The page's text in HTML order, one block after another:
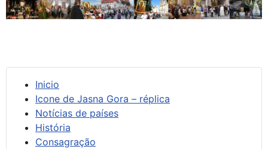
Inicio
Icone de Jasna Gora – réplica
Notícias de países
História
Consagração